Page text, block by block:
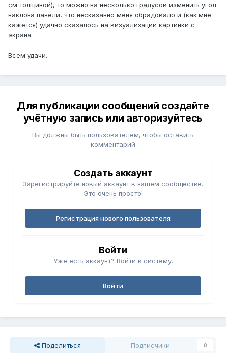
см толщиной), то можно на несколько градусов изменить угол
наклона панели, что несказанно меня обрадовало и (как мне
кажется) удачно сказалось на визуализации картинки с
экрана.
Всем удачи.
Для публикации сообщений создайте
учётную запись или авторизуйтесь
Вы должны быть пользователем, чтобы оставить
комментарий
Создать аккаунт
Зарегистрируйте новый аккаунт в нашем сообществе.
Это очень просто!
Регистрация нового пользователя
Войти
Уже есть аккаунт? Войти в систему.
Войти
Поделиться Подписчики 0